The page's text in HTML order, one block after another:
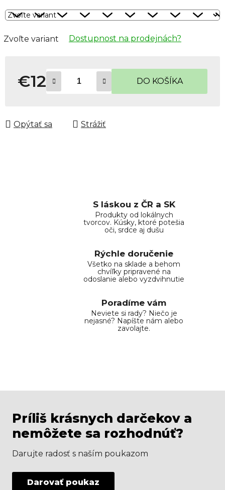
Zvoľte variant Dostupnost na prodejnách?
€12 DO KOŠÍKA
Opýtať sa Strážiť
S láskou z ČR a SK
Produkty od lokálnych
tvorcov. Kúsky, ktoré potešia
oči, srdce aj dušu
Rýchle doručenie
Všetko na sklade a behom
chvíľky pripravené na
odoslanie alebo vyzdvihnutie
Poradíme vám
Neviete si rady? Niečo je
nejasné? Napíšte nám alebo
zavolajte.
Príliš krásnych darčekov a
nemôžete sa rozhodnúť?
Darujte radosť s naším poukazom
Darovať poukaz